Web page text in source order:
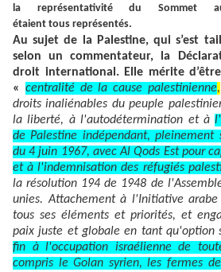
la représentativité du Sommet
étaient tous représentés.
Au sujet de la Palestine, qui s’est
selon un commentateur, la
droit international. Elle mérite
« centralité de la cause palestinienne,
droits inaliénables du peuple
la liberté, à l'autodétermination et à
de Palestine indépendant, pleinement
du 4 juin 1967, avec Al Qods Est pour
et à l'indemnisation des réfugiés
la résolution 194 de 1948 de
unies. Attachement à l'Initiative
tous ses éléments et priorités, et
paix juste et globale en tant qu'option
fin à l'occupation israélienne de
compris le Golan syrien, les fermes